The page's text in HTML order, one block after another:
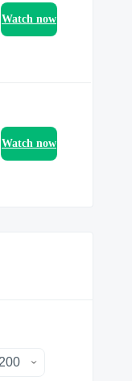
Watch now
Watch now